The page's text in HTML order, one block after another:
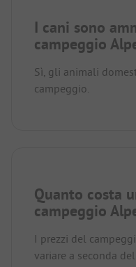
I cani sono
campeggio
Sì, gli animali
campeggio.
Quanto costa
campeggio
I prezzi del
variare a seconda